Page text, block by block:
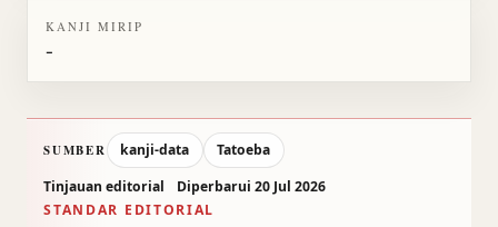
KANJI MIRIP
-
SUMBER kanji-data
Tatoeba
Tinjauan editorial
Diperbarui 20 Jul 2026
STANDAR EDITORIAL